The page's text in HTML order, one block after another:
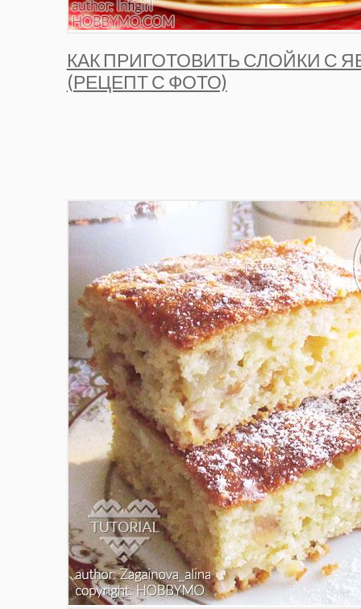
КАК ПРИГОТОВИТЬ СЛОЙКИ С
(РЕЦЕПТ С ФОТО)